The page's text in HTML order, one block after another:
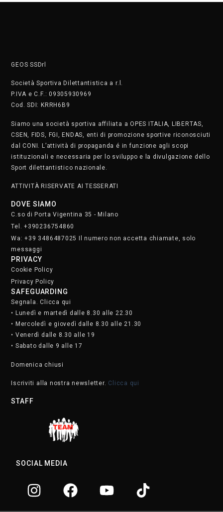
GEOS SSDrl
Società Sportiva Dilettantistica a r.l.
P.IVA e C.F.: 09305930969
Cod. SDI: KRRH6B9
Siamo una società sportiva affiliata a OPES ITALIA, LIBERTAS,
CSEN, FIDS, FGI, ENDAS, enti di promozione sportive riconosciuti
dal CONI. L’attività di propaganda é in funzione agli scopi
istituzionali e necessaria per lo sviluppo e la divulgazione dello
Sport dilettantistico nazionale.
ATTIVITÀ RISERVATE AI TESSERATI
DOVE SIAMO
C.so di Porta Vigentina 35 - Milano
Tel. +390236754860
Wa: +39 3486487025 Il numero non accetta chiamate, solo
messaggi
PRIVACY
Cookie Policy
Privacy Policy
SAFEGUARDING
Segnala. Clicca qui
• Lunedì e martedì dalle 8.30 alle 22.30
• Mercoledì e giovedì dalle 8.30 alle 21.30
• Venerdì dalle 8.30 alle 19
• Sabato dalle 9 alle 17
Domenica chiusi
Iscriviti alla nostra newsletter. Clicca qui
STAFF
SOCIAL MEDIA